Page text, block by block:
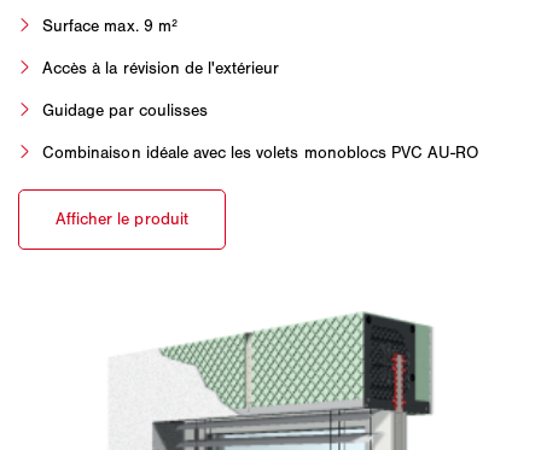
Surface max. 9 m²
Accès à la révision de l'extérieur
Guidage par coulisses
Combinaison idéale avec les volets monoblocs PVC AU-RO